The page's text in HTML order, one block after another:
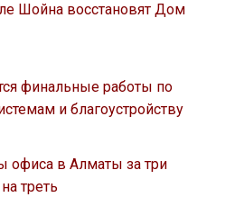
Шойна восстановят Дом
финальные работы по
и благоустройству
офиса в Алматы за три
треть